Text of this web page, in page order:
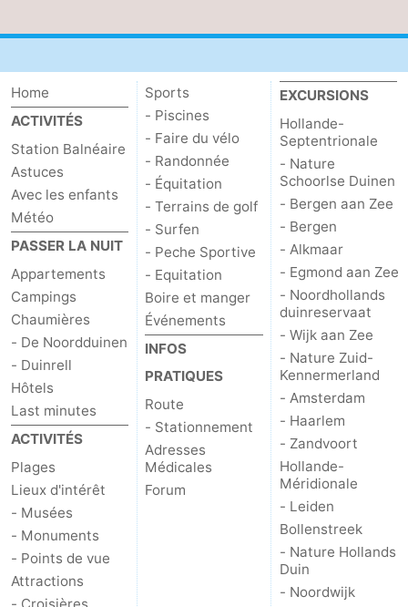
manger
Pratiques
Forum
Route
-
Stationnement
Adresses
Médicales
Région
Hollande-
Septentrionale
-
Nature
Schoorlse
Duinen
-
Bergen
aan
Zee
-
Bergen
-
Alkmaar
-
Egmond
Home
ACTIVITÉS
Station Balnéaire
Astuces
Avec les enfants
Météo
PASSER LA NUIT
Appartements
Campings
Chaumières
- De Noordduinen
- Duinrell
Hôtels
Last minutes
ACTIVITÉS
Plages
Lieux d'intérêt
- Musées
- Monuments
- Points de vue
Attractions
Sports
- Piscines
- Faire du vélo
- Randonnée
- Équitation
- Terrains de golf
- Surfen
- Peche Sportive
- Equitation
Boire et manger
Événements
INFOS
PRATIQUES
Route
- Stationnement
Adresses
Médicales
Forum
EXCURSIONS
Hollande-
Septentrionale
- Nature
Schoorlse Duinen
- Bergen aan Zee
- Bergen
- Alkmaar
- Egmond aan Zee
- Noordhollands
duinreservaat
- Wijk aan Zee
- Nature Zuid-
Kennermerland
- Amsterdam
- Haarlem
- Zandvoort
Hollande-
Méridionale
- Leiden
Bollenstreek
- Nature Hollands
Duin
- Noordwijk